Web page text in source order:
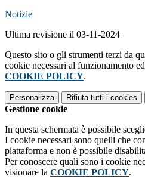
Notizie
Ultima revisione il 03-11-2024
Questo sito o gli strumenti terzi da
cookie necessari al funzionamento
COOKIE POLICY.
Personalizza Rifiuta tutti i cookies
Gestione cookie
In questa schermata è possibile
I cookie necessari sono quelli che
piattaforma e non è possibile
Per conoscere quali sono i cookie
visionare la COOKIE POLICY.